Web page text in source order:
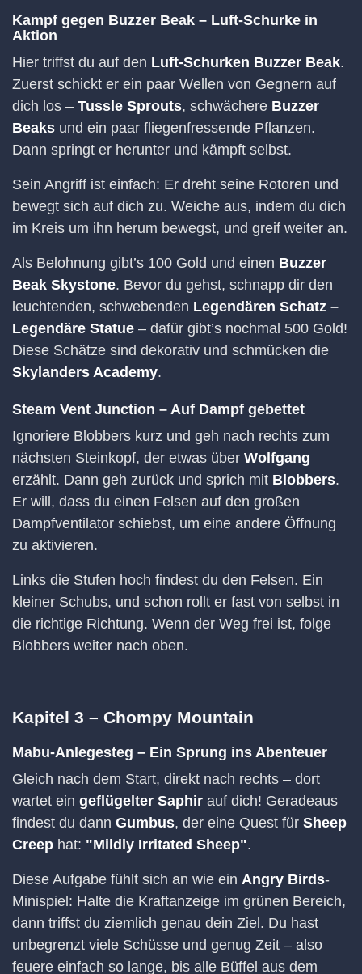
Kampf gegen Buzzer Beak – Luft-Schurke in
Aktion
Hier triffst du auf den Luft-Schurken Buzzer Beak.
Zuerst schickt er ein paar Wellen von Gegnern auf
dich los – Tussle Sprouts, schwächere Buzzer
Beaks und ein paar fliegenfressende Pflanzen.
Dann springt er herunter und kämpft selbst.
Sein Angriff ist einfach: Er dreht seine Rotoren und
bewegt sich auf dich zu. Weiche aus, indem du dich
im Kreis um ihn herum bewegst, und greif weiter an.
Als Belohnung gibt’s 100 Gold und einen Buzzer
Beak Skystone. Bevor du gehst, schnapp dir den
leuchtenden, schwebenden Legendären Schatz –
Legendäre Statue – dafür gibt’s nochmal 500 Gold!
Diese Schätze sind dekorativ und schmücken die
Skylanders Academy.
Steam Vent Junction – Auf Dampf gebettet
Ignoriere Blobbers kurz und geh nach rechts zum
nächsten Steinkopf, der etwas über Wolfgang
erzählt. Dann geh zurück und sprich mit Blobbers.
Er will, dass du einen Felsen auf den großen
Dampfventilator schiebst, um eine andere Öffnung
zu aktivieren.
Links die Stufen hoch findest du den Felsen. Ein
kleiner Schubs, und schon rollt er fast von selbst in
die richtige Richtung. Wenn der Weg frei ist, folge
Blobbers weiter nach oben.
Kapitel 3 – Chompy Mountain
Mabu-Anlegesteg – Ein Sprung ins Abenteuer
Gleich nach dem Start, direkt nach rechts – dort
wartet ein geflügelter Saphir auf dich! Geradeaus
findest du dann Gumbus, der eine Quest für Sheep
Creep hat: "Mildly Irritated Sheep".
Diese Aufgabe fühlt sich an wie ein Angry Birds-
Minispiel: Halte die Kraftanzeige im grünen Bereich,
dann triffst du ziemlich genau dein Ziel. Du hast
unbegrenzt viele Schüsse und genug Zeit – also
feuere einfach so lange, bis alle Büffel aus dem